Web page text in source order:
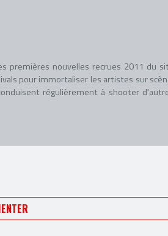
premières nouvelles recrues 2011 du site
régulièrement à shooter d'autres